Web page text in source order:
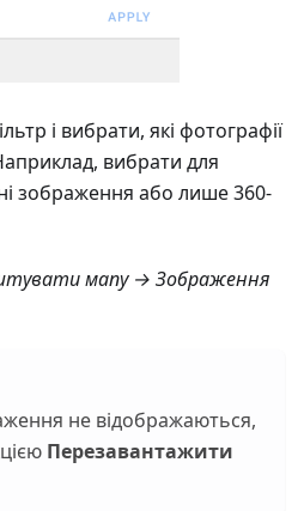
і вибрати, які фотографії
вибрати для
зображення або лише 360-
мапу → Зображення
не відображаються,
Перезавантажити